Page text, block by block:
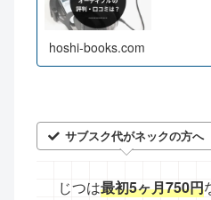
hoshi-books.com
サブスク代がネックの方へ
じつは最初5ヶ月750円